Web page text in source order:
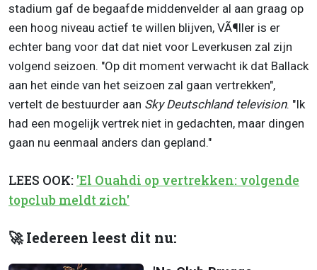
stadium gaf de begaafde middenvelder al aan graag op
een hoog niveau actief te willen blijven, VÃ¶ller is er
echter bang voor dat dat niet voor Leverkusen zal zijn
volgend seizoen. "Op dit moment verwacht ik dat Ballack
aan het einde van het seizoen zal gaan vertrekken",
vertelt de bestuurder aan Sky Deutschland television. "Ik
had een mogelijk vertrek niet in gedachten, maar dingen
gaan nu eenmaal anders dan gepland."
LEES OOK: 'El Ouahdi op vertrekken: volgende
topclub meldt zich'
🚀 Iedereen leest dit nu: